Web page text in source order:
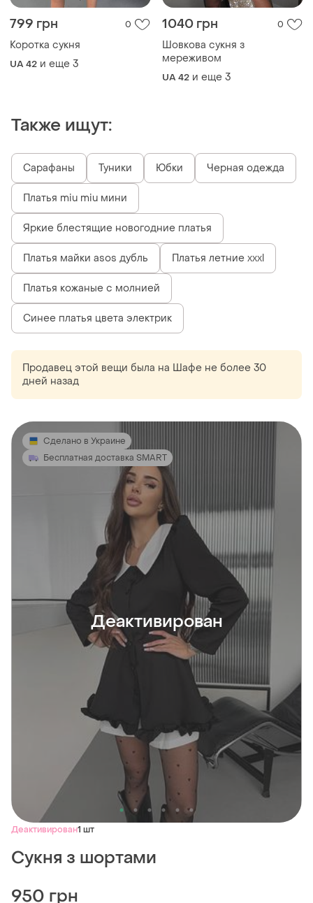
799 грн 0
Коротка сукня
UA 42 и еще 3
1040 грн 0
Шовкова сукня з
мереживом
UA 42 и еще 3
Также ищут:
Сарафаны Туники Юбки Черная одежда
Платья miu miu мини
Яркие блестящие новогодние платья
Платья майки asos дубль Платья летние xxxl
Платья кожаные с молнией
Синее платья цвета электрик
Продавец этой вещи была на Шафе не более 30
дней назад
Сделано в Украине
Бесплатная доставка SMART
Деактивирован
Деактивирован1 шт
Сукня з шортами
950 грн